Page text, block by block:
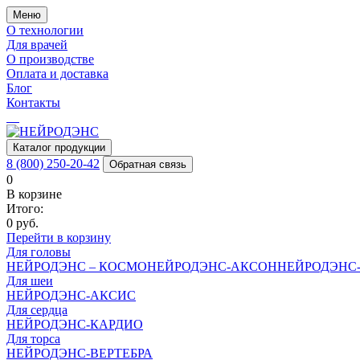
Меню
О технологии
Для врачей
О производстве
Оплата и доставка
Блог
Контакты
Каталог продукции
8 (800) 250-20-42 Обратная связь
0
В корзине
Итого:
0 руб.
Перейти в корзину
Для головы
НЕЙРОДЭНС – КОСМОНЕЙРОДЭНС-АКСОН
Для шеи
НЕЙРОДЭНС-АКСИС
Для сердца
НЕЙРОДЭНС-КАРДИО
Для торса
НЕЙРОДЭНС-ВЕРТЕБРА